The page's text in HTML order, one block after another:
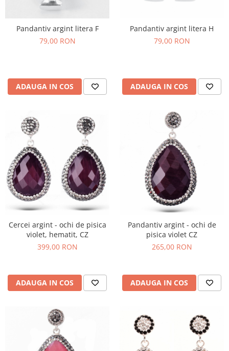
Pandantiv argint litera F
79,00 RON
ADAUGA IN COS
Pandantiv argint litera H
79,00 RON
ADAUGA IN COS
Cercei argint - ochi de pisica
violet, hematit, CZ
399,00 RON
ADAUGA IN COS
Pandantiv argint - ochi de
pisica violet CZ
265,00 RON
ADAUGA IN COS